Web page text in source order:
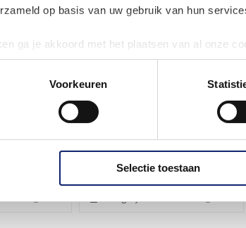
op basis van uw gebruik van hun
ga je akkoord met het plaatsen van al onze
jouw akkoord krijgen. En door te
te allen tijde wijzigen of intrekken via de
Voorkeuren
Selectie toestaan
Info
Janome Continental Professional
M8
€ 4.999,00 € 4.899,00
In Winkelwagen
Vergelijk
Info